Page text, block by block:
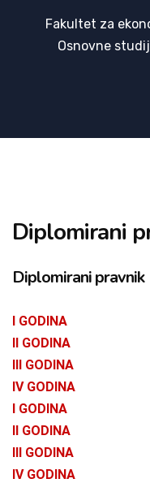
Fakultet za
Osnovne
Diplomirani
Diplomirani pravnik
I GODINA
II GODINA
III GODINA
IV GODINA
I GODINA
II GODINA
III GODINA
IV GODINA